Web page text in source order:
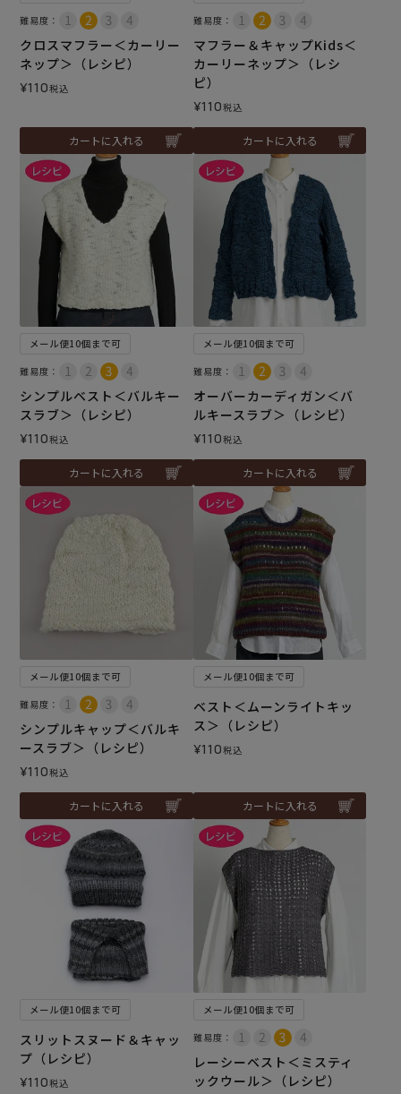
難易度：
クロスマフラー＜カーリー
ネップ＞（レシピ）
¥110税込
カートに入れる
難易度：
マフラー＆キャップKids＜
カーリーネップ＞（レシ
ピ）
¥110税込
カートに入れる
メール便10個まで可
難易度：
シンプルベスト＜バルキー
スラブ＞（レシピ）
¥110税込
カートに入れる
メール便10個まで可
難易度：
オーバーカーディガン＜バ
ルキースラブ＞（レシピ）
¥110税込
カートに入れる
メール便10個まで可
難易度：
シンプルキャップ＜バルキ
ースラブ＞（レシピ）
¥110税込
カートに入れる
メール便10個まで可
ベスト＜ムーンライトキッ
ス＞（レシピ）
¥110税込
カートに入れる
メール便10個まで可
スリットスヌード＆キャッ
プ（レシピ）
¥110税込
メール便10個まで可
難易度：
レーシーベスト＜ミスティ
ックウール＞（レシピ）